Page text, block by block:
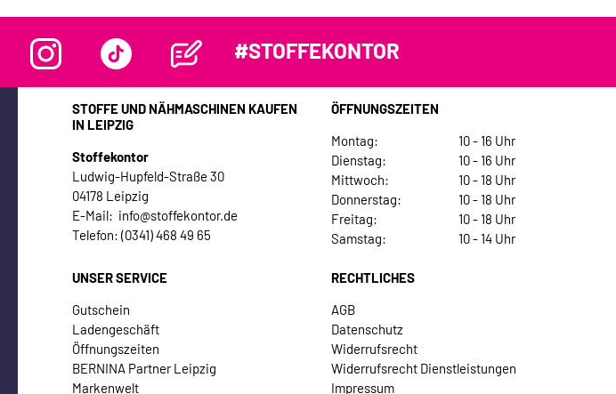
#STOFFEKONTOR
STOFFE UND NÄHMASCHINEN KAUFEN
IN LEIPZIG
Stoffekontor
Ludwig-Hupfeld-Straße 30
04178 Leipzig
E-Mail: info@stoffekontor.de
Telefon: (0341) 468 49 65
ÖFFNUNGSZEITEN
Montag:
10 - 16 Uhr
Dienstag:
10 - 16 Uhr
Mittwoch:
10 - 18 Uhr
Donnerstag:
10 - 18 Uhr
Freitag:
10 - 18 Uhr
Samstag:
10 - 14 Uhr
UNSER SERVICE
Gutschein
Ladengeschäft
Öffnungszeiten
BERNINA Partner Leipzig
Markenwelt
RECHTLICHES
AGB
Datenschutz
Widerrufsrecht
Widerrufsrecht Dienstleistungen
Impressum